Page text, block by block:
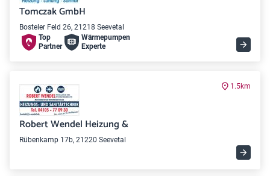
Tomczak GmbH
Bosteler Feld 26, 21218 Seevetal
Top
Partner
Wärme­pumpen
Experte
1.5km
Robert Wendel Heizung &
Rübenkamp 17b, 21220 Seevetal